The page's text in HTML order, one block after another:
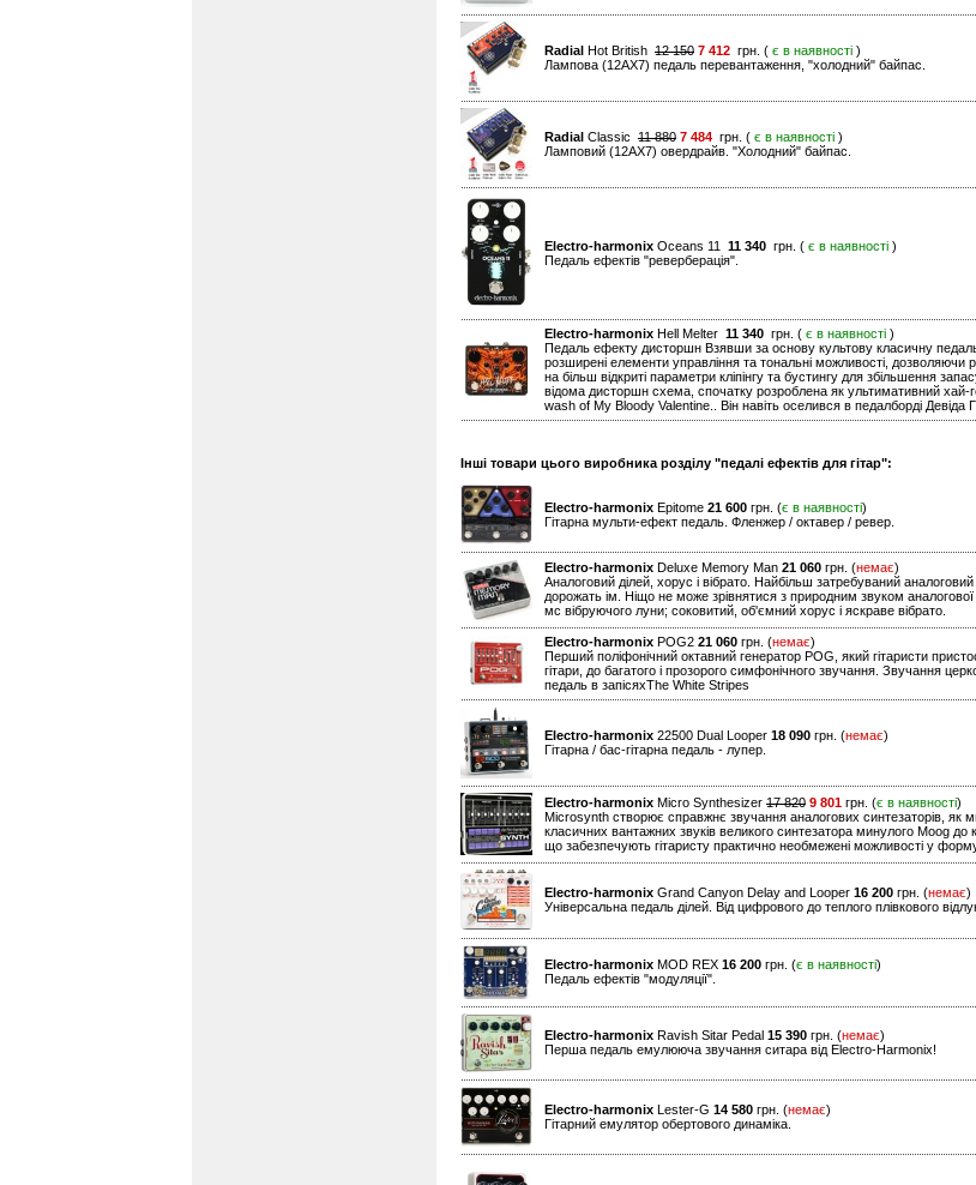
Radial Hot British 12 150 7 412 грн. ( є в наявності )
Лампова (12AХ7) педаль перевантаження, "холодний" байпас.
Radial Classic 11 880 7 484 грн. ( є в наявності )
Ламповий (12AX7) овердрайв. "Холодний" байпас.
Electro-harmonix Oceans 11 11 340 грн. ( є в наявності )
Педаль ефектів "реверберація".
Electro-harmonix Hell Melter 11 340 грн. ( є в наявності )
Педаль ефекту дисторшн Взявши за основу культову класичну
розширені елементи управління та тональні можливості, дозволяючи
на більш відкриті параметри кліпінгу та бустингу для збільшення
відома дисторшн схема, спочатку розроблена як ультимативний
wash of My Bloody Valentine.. Він навіть оселився в педалборді Девіда
Інші товари цього виробника розділу "педалі ефектів для гітар":
Electro-harmonix Epitome 21 600 грн. (є в наявності)
Гітарна мульти-ефект педаль. Фленжер / октавер / ревер.
Electro-harmonix Deluxe Memory Man 21 060 грн. (немає)
Аналоговий ділей, хорус і вібрато. Найбільш затребуваний
дорожать ім. Ніщо не може зрівнятися з природним звуком
мс вібруючого луни; соковитий, об'ємний хорус і яскраве вібрато.
Electro-harmonix POG2 21 060 грн. (немає)
Перший поліфонічний октавний генератор POG, який гітаристи
гітари, до багатого і прозорого симфонічного звучання. Звучання
педаль в запісяхThe White Stripes
Electro-harmonix 22500 Dual Looper 18 090 грн. (немає)
Гітарна / бас-гітарна педаль - лупер.
Electro-harmonix Micro Synthesizer 17 820 9 801 грн. (є в наявності)
Microsynth створює справжнє звучання аналогових синтезаторів, як
класичних вантажних звуків великого синтезатора минулого Moog
що забезпечують гітаристу практично необмежені можливості у
Electro-harmonix Grand Canyon Delay and Looper 16 200 грн. (немає)
Універсальна педаль ділей. Від цифрового до теплого плівкового
Electro-harmonix MOD REX 16 200 грн. (є в наявності)
Педаль ефектів "модуляції".
Electro-harmonix Ravish Sitar Pedal 15 390 грн. (немає)
Перша педаль емулююча звучання ситара від Electro-Harmonix!
Electro-harmonix Lester-G 14 580 грн. (немає)
Гітарний емулятор обертового динаміка.